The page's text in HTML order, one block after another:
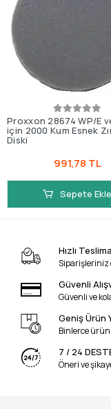
Proxxon 28674 WP/E
için 2000 Kum Esnek
Diski
991,78 TL
Sepete Ekle
Hızlı
Siparişleriniz
Güvenli
Güvenli ve
Geniş Ürün
Binlerce
7 / 24
Öneri ve